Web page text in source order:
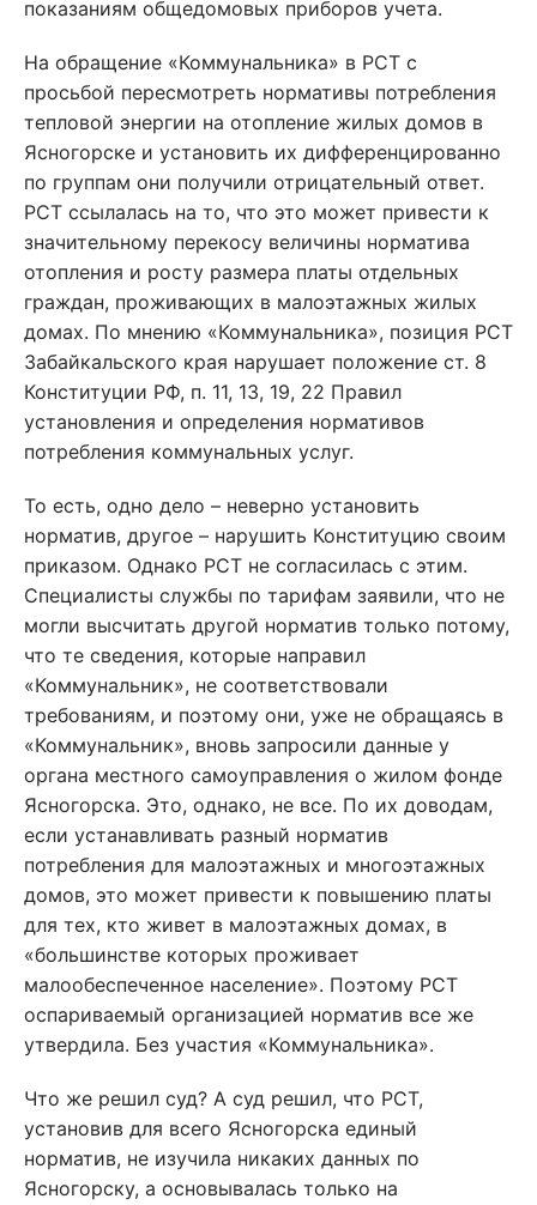
показаниям общедомовых приборов учета.
На обращение «Коммунальника» в РСТ с
просьбой пересмотреть нормативы потребления
тепловой энергии на отопление жилых домов в
Ясногорске и установить их дифференцированно
по группам они получили отрицательный ответ.
РСТ ссылалась на то, что это может привести к
значительному перекосу величины норматива
отопления и росту размера платы отдельных
граждан, проживающих в малоэтажных жилых
домах. По мнению «Коммунальника», позиция РСТ
Забайкальского края нарушает положение ст. 8
Конституции РФ, п. 11, 13, 19, 22 Правил
установления и определения нормативов
потребления коммунальных услуг.
То есть, одно дело – неверно установить
норматив, другое – нарушить Конституцию своим
приказом. Однако РСТ не согласилась с этим.
Специалисты службы по тарифам заявили, что не
могли высчитать другой норматив только потому,
что те сведения, которые направил
«Коммунальник», не соответствовали
требованиям, и поэтому они, уже не обращаясь в
«Коммунальник», вновь запросили данные у
органа местного самоуправления о жилом фонде
Ясногорска. Это, однако, не все. По их доводам,
если устанавливать разный норматив
потребления для малоэтажных и многоэтажных
домов, это может привести к повышению платы
для тех, кто живет в малоэтажных домах, в
«большинстве которых проживает
малообеспеченное население». Поэтому РСТ
оспариваемый организацией норматив все же
утвердила. Без участия «Коммунальника».
Что же решил суд? А суд решил, что РСТ,
установив для всего Ясногорска единый
норматив, не изучила никаких данных по
Ясногорску, а основывалась только на